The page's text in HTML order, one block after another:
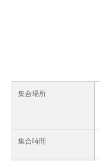
集合場所
集合時間